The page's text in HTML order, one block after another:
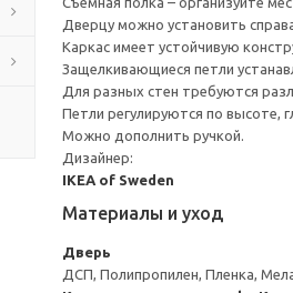
Дверцу можно установить
Каркас имеет устойчивую
Защелкивающиеся петли
Для разных стен требуются
Петли регулируются по высоте,
Можно дополнить ручкой.
Дизайнер:
IKEA of Sweden
Материалы и уход
Дверь
ДСП, Полипропилен, Пленка,